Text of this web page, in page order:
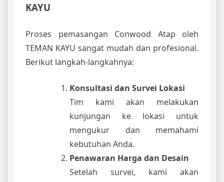
KAYU
Proses pemasangan Conwood Atap oleh
TEMAN KAYU sangat mudah dan profesional.
Berikut langkah-langkahnya:
Konsultasi dan Survei Lokasi
Tim kami akan melakukan
kunjungan ke lokasi untuk
mengukur dan memahami
kebutuhan Anda.
Penawaran Harga dan Desain
Setelah survei, kami akan